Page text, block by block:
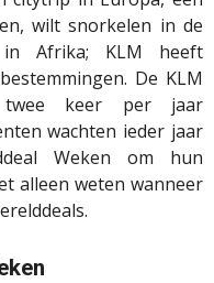
wilt snorkelen in de
Afrika; KLM heeft
De KLM
twee keer per jaar
wachten ieder jaar
Weken om hun
alleen weten wanneer